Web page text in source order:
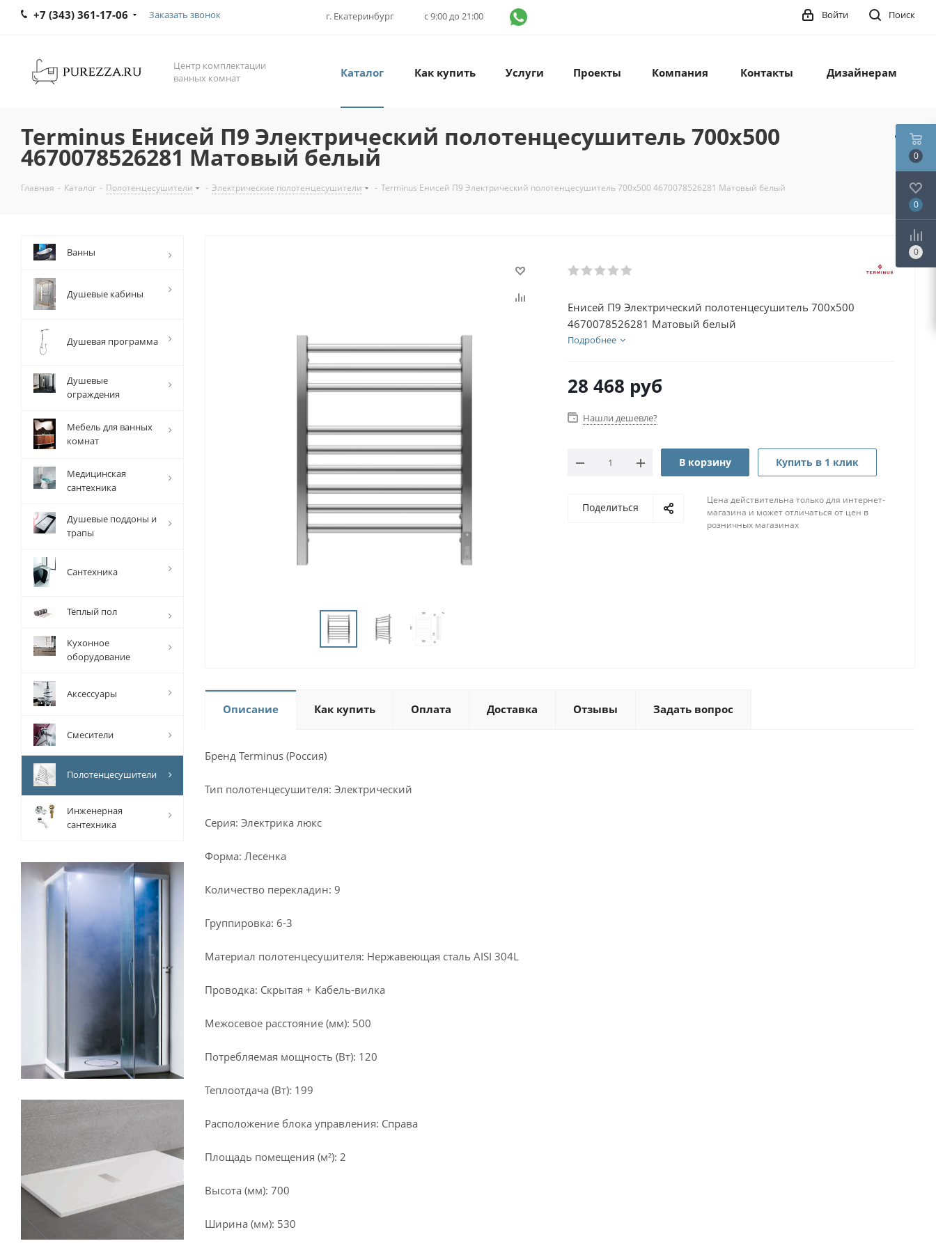
+7 (343) 361-17-06 Заказать звонок г. Екатеринбург с 9:00 до 21:00 Поиск
Войти
Центр комплектации
ванных комнат
Каталог Как купить Услуги Проекты Компания Контакты Дизайнерам
Terminus Енисей П9 Электрический полотенцесушитель 700х500
4670078526281 Матовый белый
Главная - Каталог - Полотенцесушители - Электрические полотенцесушители - Terminus Енисей П9 Электрический полотенцесушитель 700х500 4670078526281 Матовый белый
Енисей П9 Электрический полотенцесушитель 700х500
4670078526281 Матовый белый
Подробнее
28 468 руб
Нашли дешевле?
В корзину Купить в 1 клик
Поделиться
Цена действительна только для интернет-
магазина и может отличаться от цен в
розничных магазинах
Описание Как купить Оплата Доставка Отзывы Задать вопрос
Бренд Terminus (Россия)
Тип полотенцесушителя: Электрический
Серия: Электрика люкс
Форма: Лесенка
Количество перекладин: 9
Группировка: 6-3
Материал полотенцесушителя: Нержавеющая сталь AISI 304L
Проводка: Скрытая + Кабель-вилка
Межосевое расстояние (мм): 500
Потребляемая мощность (Вт): 120
Теплоотдача (Вт): 199
Расположение блока управления: Справа
Площадь помещения (м²): 2
Высота (мм): 700
Ширина (мм): 530
Ванны
Душевые кабины
Душевая программа
Душевые
ограждения
Мебель для ванных
комнат
Медицинская
сантехника
Душевые поддоны и
трапы
Сантехника
Тёплый пол
Кухонное
оборудование
Аксессуары
Смесители
Полотенцесушители
Инженерная
сантехника
0
0
0